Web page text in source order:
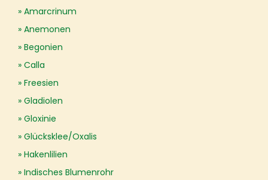
Amarcrinum
Anemonen
Begonien
Calla
Freesien
Gladiolen
Gloxinie
Glücksklee/Oxalis
Hakenlilien
Indisches Blumenrohr